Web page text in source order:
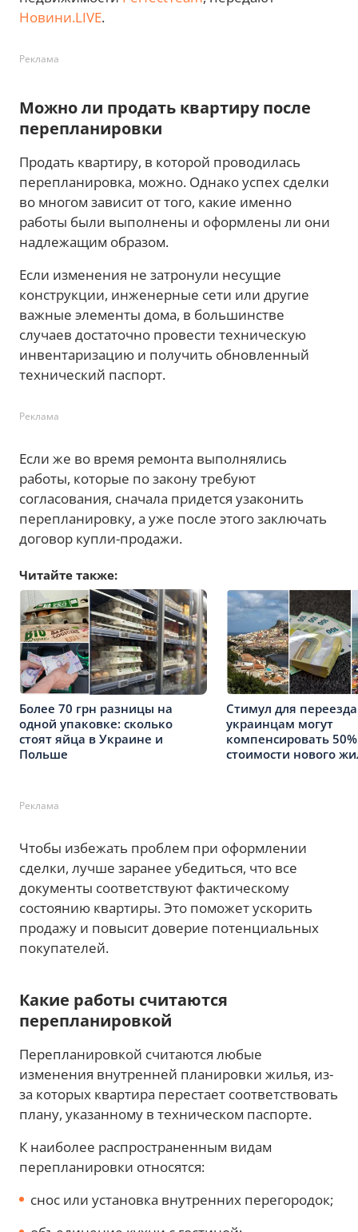
Новини.LIVE.
Реклама
Можно ли продать квартиру после
перепланировки
Продать квартиру, в которой проводилась
перепланировка, можно. Однако успех сделки
во многом зависит от того, какие именно
работы были выполнены и оформлены ли они
надлежащим образом.
Если изменения не затронули несущие
конструкции, инженерные сети или другие
важные элементы дома, в большинстве
случаев достаточно провести техническую
инвентаризацию и получить обновленный
технический паспорт.
Реклама
Если же во время ремонта выполнялись
работы, которые по закону требуют
согласования, сначала придется узаконить
перепланировку, а уже после этого заключать
договор купли-продажи.
Читайте также:
Более 70 грн разницы на
одной упаковке: сколько
стоят яйца в Украине и
Польше
Стимул для
украинцам могут
компенсировать 50%
стоимости нового
Реклама
Чтобы избежать проблем при оформлении
сделки, лучше заранее убедиться, что все
документы соответствуют фактическому
состоянию квартиры. Это поможет ускорить
продажу и повысит доверие потенциальных
покупателей.
Какие работы считаются
перепланировкой
Перепланировкой считаются любые
изменения внутренней планировки жилья, из-
за которых квартира перестает соответствовать
плану, указанному в техническом паспорте.
К наиболее распространенным видам
перепланировки относятся:
снос или установка внутренних перегородок;